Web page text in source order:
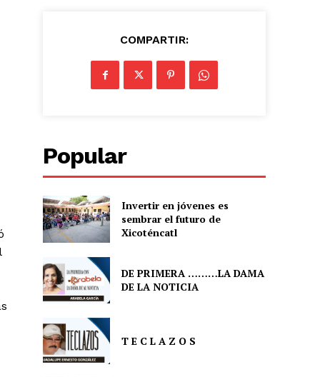
COMPARTIR:
Popular
Invertir en jóvenes es
sembrar el futuro de
Xicoténcatl
DE PRIMERA ………LA DAMA
DE LA NOTICIA
T E C L A Z O S